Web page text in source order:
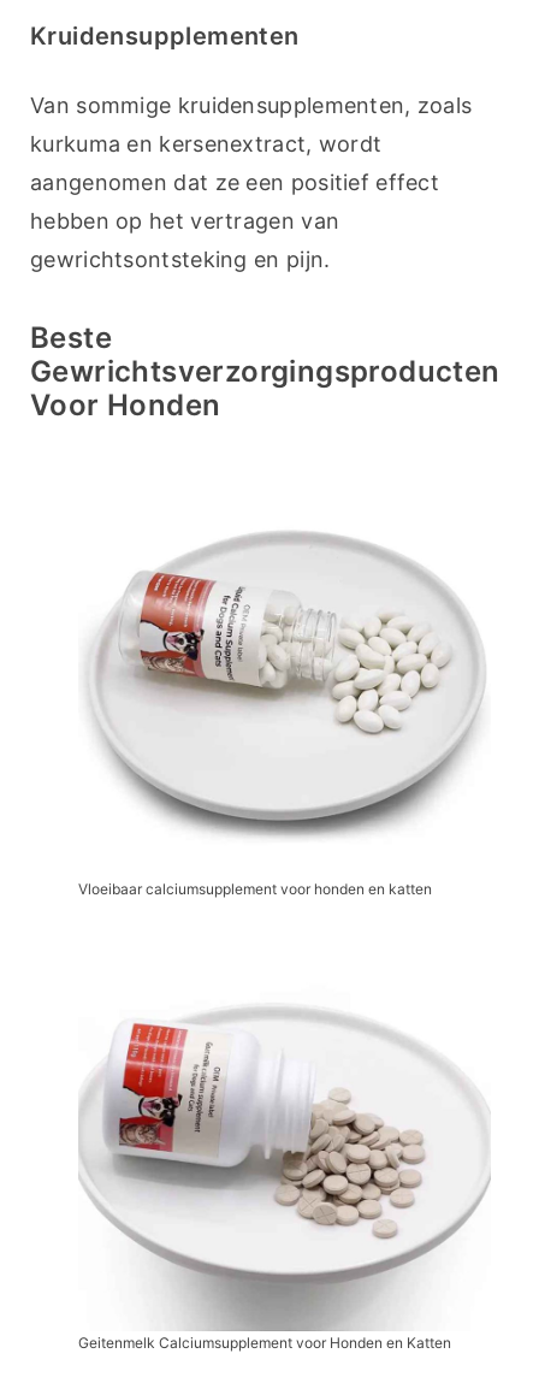
Kruidensupplementen
Van sommige kruidensupplementen, zoals
kurkuma en kersenextract, wordt
aangenomen dat ze een positief effect
hebben op het vertragen van
gewrichtsontsteking en pijn.
Beste
Gewrichtsverzorgingsproducten
Voor Honden
Vloeibaar calciumsupplement voor honden en katten
Geitenmelk Calciumsupplement voor Honden en Katten